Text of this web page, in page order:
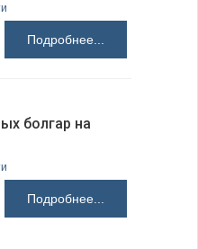
Подробнее...
болгар на
Подробнее...